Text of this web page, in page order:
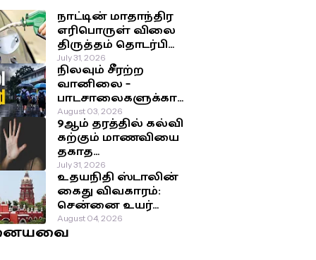
நாட்டின் மாதாந்திர
எரிபொருள் விலை
திருத்தம் தொடர்பில்
இன்று
வெளியாகவுள்ள
அறிவிப்பு!
July 31, 2026
நிலவும் சீரற்ற
வானிலை –
பாடசாலைகளுக்கா
ன விடுமுறை
தொடர்பில்
வௌியான தகவல்!
August 03, 2026
9ஆம் தரத்தில் கல்வி
கற்கும் மாணவியை
தகாத
செயற்பாட்டுக்கு
உட்படுத்திய சக
மாணவர்கள்!
July 31, 2026
உதயநிதி ஸ்டாலின்
கைது விவகாரம்:
சென்னை உயர்
நீதிமன்றம்
பிறப்பித்த அதிரடி
August 04, 2026